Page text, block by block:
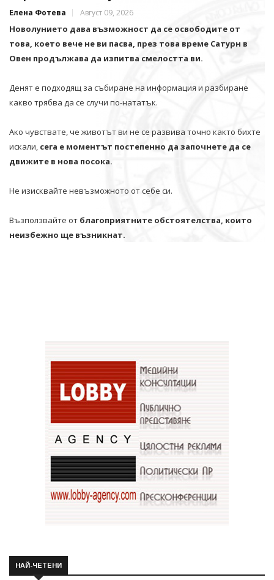
Елена Фотева Август 09, 2026
Новолунието дава възможност да се освободите от
това, което вече не ви пасва, през това време Сатурн в
Овен продължава да изпитва смелостта ви.
Денят е подходящ за събиране на информация и разбиране
какво трябва да се случи по-нататък.
Ако чувствате, че животът ви не се развива точно както бихте
искали, сега е моментът постепенно да започнете да се
движите в нова посока.
Не изисквайте невъзможното от себе си.
Възползвайте от благоприятните обстоятелства, които
неизбежно ще възникнат.
НАЙ-ЧЕТЕНИ